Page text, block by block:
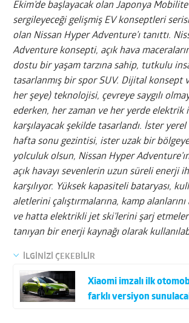
Ekim’de başlayacak olan Japonya Mobilite
sergileyeceği gelişmiş EV konseptleri
olan Nissan Hyper Adventure’ı tanıttı.
Adventure konsepti, açık hava
dostu bir yaşam tarzına sahip, tutkulu
tasarlanmış bir spor SUV. Dijital konsept
her şeye) teknolojisi, çevreye saygılı
ederken, her zaman ve her yerde elektrik
karşılayacak şekilde tasarlandı. İster
hafta sonu gezintisi, ister uzak bir
yolculuk olsun, Nissan Hyper
açık havayı sevenlerin uzun süreli enerji
karşılıyor. Yüksek kapasiteli bataryası,
aletlerini çalıştırmalarına, kamp alanlarını
ve hatta elektrikli jet ski’lerini şarj
tanıyan bir enerji kaynağı olarak
İLGİNİZİ ÇEKEBİLİR
Xiaomi imzalı ilk
farklı versiyon